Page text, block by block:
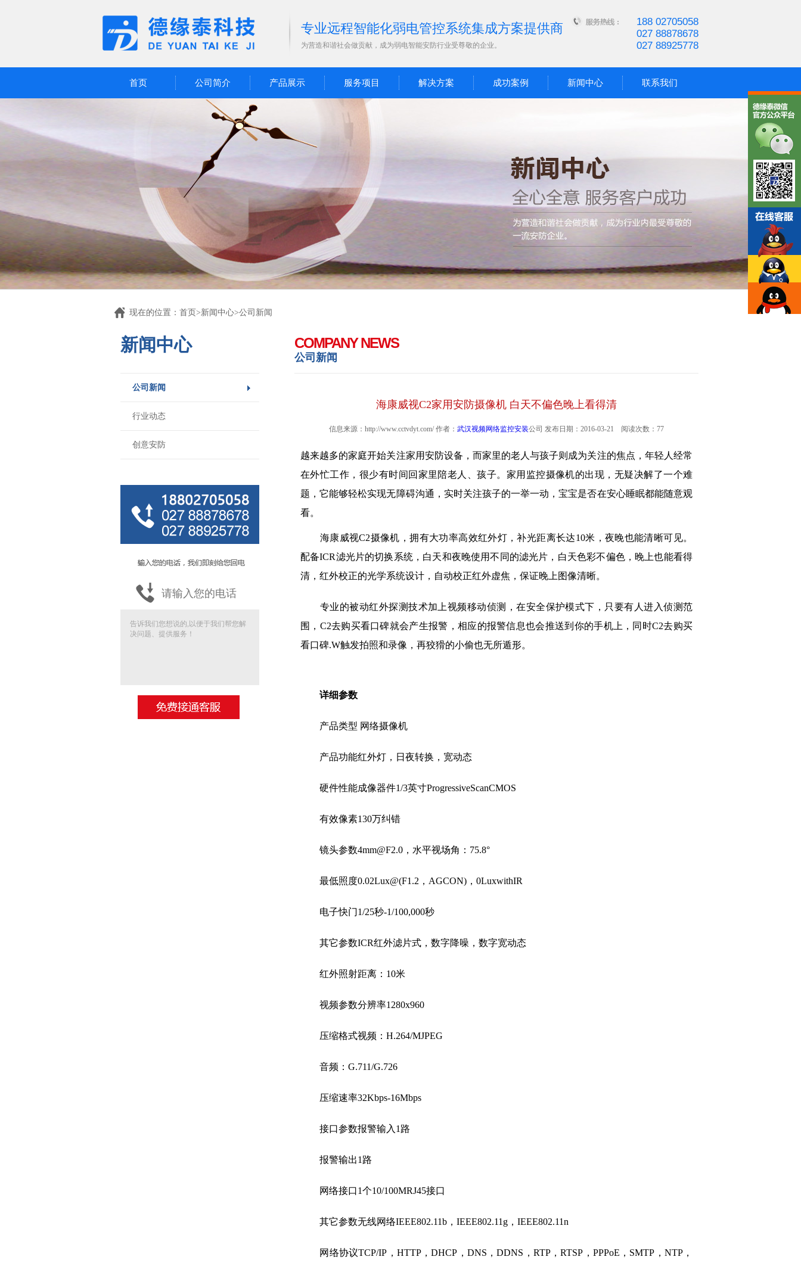
专业远程智能化弱电管控系统集成方案提供商
为营造和谐社会做贡献，成为弱电智能安防行业受尊敬的企业。
188 02705058
027 88878678
027 88925778
首页 公司简介 产品展示 服务项目 解决方案 成功案例 新闻中心 联系我们
现在的位置：首页>新闻中心>公司新闻
新闻中心
公司新闻
行业动态
创意安防
COMPANY NEWS
公司新闻
海康威视C2家用安防摄像机 白天不偏色晚上看得清
信息来源：http://www.cctvdyt.com/ 作者： 武汉视频网络监控安装公司 发布日期：2016-03-21 阅读次数：77
越来越多的家庭开始关注家用安防设备，而家里的老人与孩子则成为关注的焦点，年轻人经常
在外忙工作，很少有时间回家里陪老人、孩子。家用监控摄像机的出现，无疑决解了一个难
题，它能够轻松实现无障碍沟通，实时关注孩子的一举一动，宝宝是否在安心睡眠都能随意观
看。
海康威视C2摄像机，拥有大功率高效红外灯，补光距离长达10米，夜晚也能清晰可见。
配备ICR滤光片的切换系统，白天和夜晚使用不同的滤光片，白天色彩不偏色，晚上也能看得
清，红外校正的光学系统设计，自动校正红外虚焦，保证晚上图像清晰。
专业的被动红外探测技术加上视频移动侦测，在安全保护模式下，只要有人进入侦测范
围，C2去购买看口碑就会产生报警，相应的报警信息也会推送到你的手机上，同时C2去购买
看口碑.W触发拍照和录像，再狡猾的小偷也无所遁形。
详细参数
产品类型 网络摄像机
产品功能红外灯，日夜转换，宽动态
硬件性能成像器件1/3英寸ProgressiveScanCMOS
有效像素130万纠错
镜头参数4mm@F2.0，水平视场角：75.8°
最低照度0.02Lux@(F1.2，AGCON)，0LuxwithIR
电子快门1/25秒-1/100,000秒
其它参数ICR红外滤片式，数字降噪，数字宽动态
红外照射距离：10米
视频参数分辨率1280x960
压缩格式视频：H.264/MJPEG
音频：G.711/G.726
压缩速率32Kbps-16Mbps
接口参数报警输入1路
报警输出1路
网络接口1个10/100MRJ45接口
其它参数无线网络IEEE802.11b，IEEE802.11g，IEEE802.11n
网络协议TCP/IP，HTTP，DHCP，DNS，DDNS，RTP，RTSP，PPPoE，SMTP，NTP，